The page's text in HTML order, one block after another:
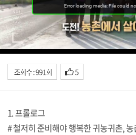
조회수 : 991회 5
1. 프롤로그
# 철저히 준비해야 행복한 귀농귀촌,